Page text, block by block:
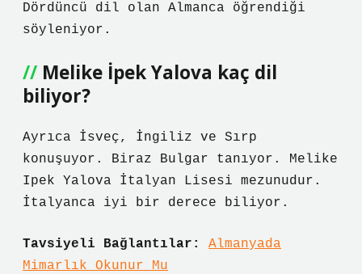
Dördüncü dil olan Almanca öğrendiği
söyleniyor.
Melike İpek Yalova kaç dil
biliyor?
Ayrıca İsveç, İngiliz ve Sırp
konuşuyor. Biraz Bulgar tanıyor. Melike
Ipek Yalova İtalyan Lisesi mezunudur.
İtalyanca iyi bir derece biliyor.
Tavsiyeli Bağlantılar:
Almanyada
Mimarlık Okunur Mu